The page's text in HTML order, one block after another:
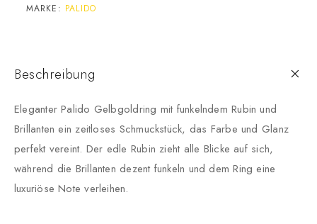
MARKE: PALIDO
Beschreibung
Eleganter Palido Gelbgoldring mit funkelndem Rubin und
Brillanten ein zeitloses Schmuckstück, das Farbe und Glanz
perfekt vereint. Der edle Rubin zieht alle Blicke auf sich,
während die Brillanten dezent funkeln und dem Ring eine
luxuriöse Note verleihen.